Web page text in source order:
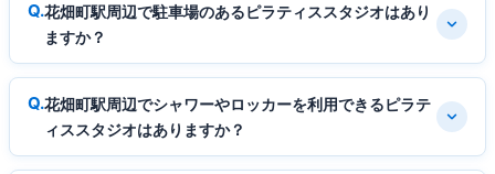
花畑町駅周辺で駐車場のあるピラティススタジオはあり
ますか？
花畑町駅周辺でシャワーやロッカーを利用できるピラテ
ィススタジオはありますか？